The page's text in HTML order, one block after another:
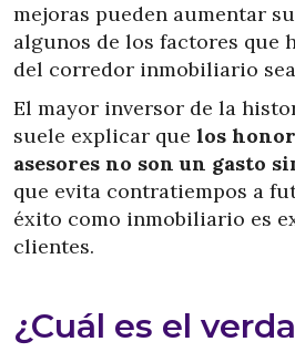
mejoras pueden aumentar
algunos de los factores que
del corredor inmobiliario
El mayor inversor de la
suele explicar que los
asesores no son un gasto
que evita contratiempos a
éxito como inmobiliario es
clientes.
¿Cuál es el